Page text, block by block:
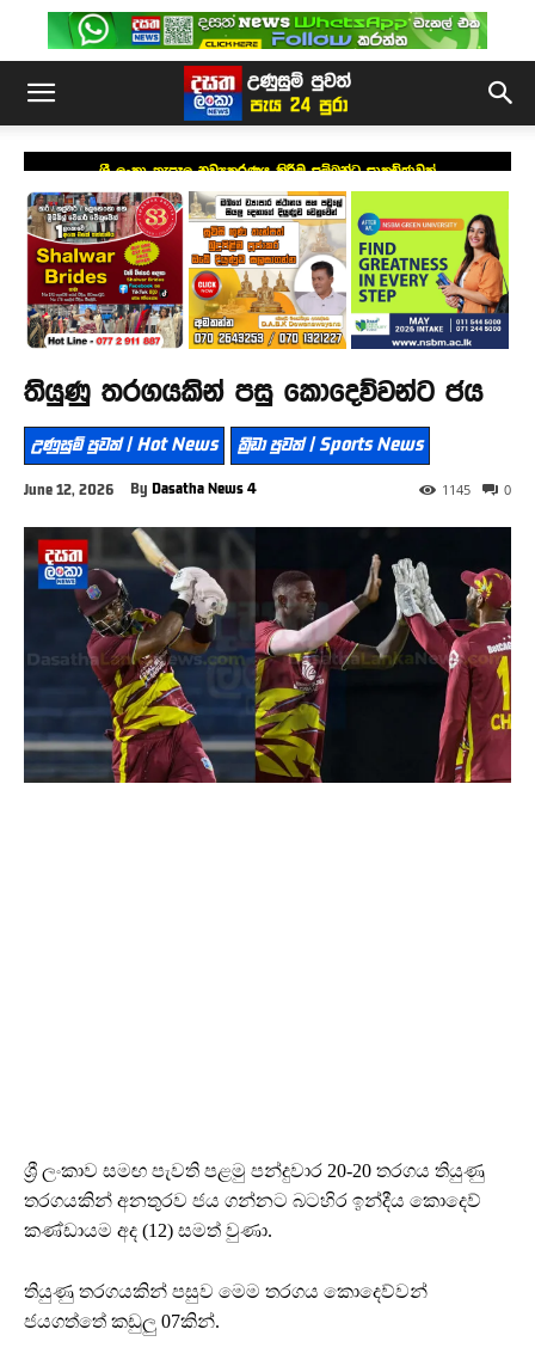
ශ්‍රී ලංකා තැපෑල නව්‍යකරණය කිරීම සම්බන්ධ සාකච්ඡාවක්
තියුණු තරගයකින් පසු කොදෙව්වන්ට ජය
උණුසුම් පුවත් | Hot News ක්‍රීඩා පුවත් | Sports News
June 12, 2026 By Dasatha News 4 0
1145
ශ්‍රී ලංකාව සමඟ පැවති පළමු පන්දුවාර 20-20 තරගය තියුණු
තරගයකින් අනතුරව ජය ගන්නට බටහිර ඉන්දීය කොදෙව්
කණ්ඩායම අද (12) සමත් වුණා.
තියුණු තරගයකින් පසුව මෙම තරගය කොදෙව්වන්
ජයගත්තේ කඩුලු 07කින්.